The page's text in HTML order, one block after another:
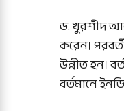
ড. খুরশীদ
করেন।
উন্নীত হন।
বর্তমানে